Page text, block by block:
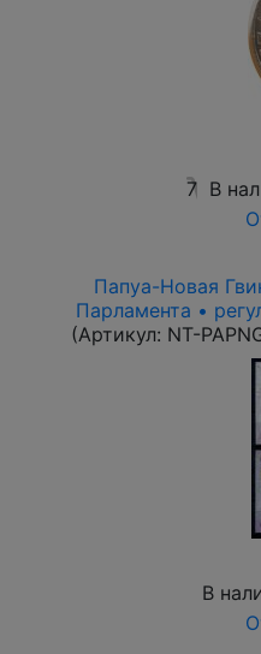
7 В
Папуа-Новая
Парламента •
(Артикул: NT-
В